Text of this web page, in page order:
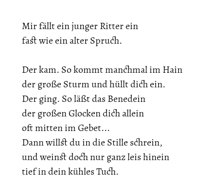
Mir fällt ein junger Ritter ein
fast wie ein alter Spruch.
Der kam. So kommt manchmal im Hain
der große Sturm und hüllt dich ein.
Der ging. So läßt das Benedein
der großen Glocken dich allein
oft mitten im Gebet...
Dann willst du in die Stille schrein,
und weinst doch nur ganz leis hinein
tief in dein kühles Tuch.